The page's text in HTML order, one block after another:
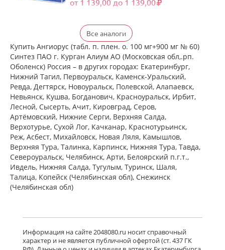
от 1 139,00 до 1 139,00
Детралекс (табл. п. плен. о. 500 мг №
60) Лаборатории Сервье Индастри
Франция Сервье РУС ООО Россия
есть в 1 аптеках
от 2 164,00 до 2 164,00
Венарус (табл. п. плен. о. 50 мг+450
мг № 30) Алиум АО (Московская
обл,.рп. Оболенск) Россия
есть в 1 аптеках
от 1 183,00 до 1 183,00
Венарус (табл. п. плен. о. 50 мг+450
мг № 60) Алиум АО (Московская
обл,.рп. Оболенск) Россия
есть в 1 аптеках
от 2 079,00 до 2 079,00
Детралекс (табл. п. плен. о. 1000 мг
№ 60) Лаборатории Сервье
Индастри Франция Сервье РУС ООО
Россия
Все аналоги
Купить Ангиорус (табл. п. плен. о. 100 мг+900 мг № 60)
Синтез ПАО г. Курган Алиум АО (Московская обл,.рп.
Оболенск) Россия – в других городах: Екатеринбург,
Нижний Тагил, Первоуральск, Каменск-Уральский,
Ревда, Дегтярск, Новоуральск, Полевской, Алапаевск,
Невьянск, Кушва, Богданович, Красноуральск, Ирбит,
Лесной, Сысерть, Ачит, Кировград, Серов,
Артёмовский, Нижние Cерги, Верхняя Салда,
Верхотурье, Сухой Лог, Качканар, Краснотурьинск,
Реж, Асбест, Михайловск, Новая Ляля, Камышлов,
Верхняя Тура, Талинка, Карпинск, Нижняя Тура, Тавда,
Североуральск, Челябинск, Арти, Белоярский п.г.т.,
Ивдель, Нижняя Салда, Тугулым, Туринск, Шаля,
Талица, Копейск (Челябинская обл), Снежинск
(Челябинская обл)
Информация на сайте 2048080.ru носит справочный
характер и не является публичной офертой (ст. 437 ГК